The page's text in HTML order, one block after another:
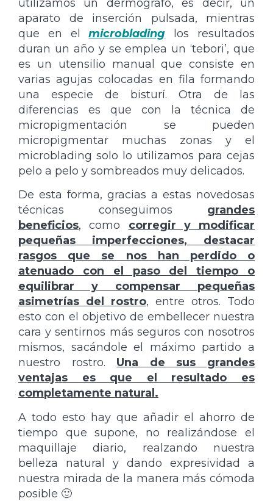
utilizamos un dermógrafo, es decir, un
aparato de inserción pulsada, mientras
que en elmicroblading los resultados
duran un año y se emplea un ‘tebori’, que
es un utensilio manual que consiste en
varias agujas colocadas en fila formando
una especie de bisturí. Otra de las
diferencias es que con la técnica de
micropigmentación se pueden
micropigmentar muchas zonas y el
microblading solo lo utilizamos para cejas
pelo a pelo y sombreados muy delicados.
De esta forma, gracias a estas novedosas
técnicas conseguimos grandes
beneficios, como corregir y modificar
pequeñas imperfecciones, destacar
rasgos que se nos han perdido o
atenuado con el paso del tiempo o
equilibrar y compensar pequeñas
asimetrías del rostro, entre otros. Todo
esto con el objetivo de embellecer nuestra
cara y sentirnos más seguros con nosotros
mismos, sacándole el máximo partido a
nuestro rostro. Una de sus grandes
ventajas es que el resultado es
completamente natural.
A todo esto hay que añadir el ahorro de
tiempo que supone, no realizándose el
maquillaje diario, realzando nuestra
belleza natural y dando expresividad a
nuestra mirada de la manera más cómoda
posible 🙂